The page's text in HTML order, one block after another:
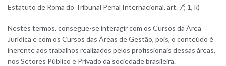
Estatuto de Roma do Tribunal Penal Internacional, art. 7º, 1, k)
Nestes termos, consegue-se interagir com os Cursos da Área
Jurídica e com os Cursos das Áreas de Gestão, pois, o conteúdo é
inerente aos trabalhos realizados pelos profissionais dessas áreas,
nos Setores Público e Privado da sociedade brasileira.